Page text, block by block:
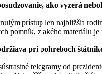
ako vyzerá
prístup len najbližšia
pomník, z akého materiálu
pri pohreboch
telegramy od